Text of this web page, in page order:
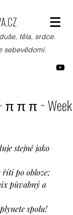
těla, srdce.
sebevědomí.
π π π ~ Week
stejně jako
řítí po obloze;
půvabný a
spolu!